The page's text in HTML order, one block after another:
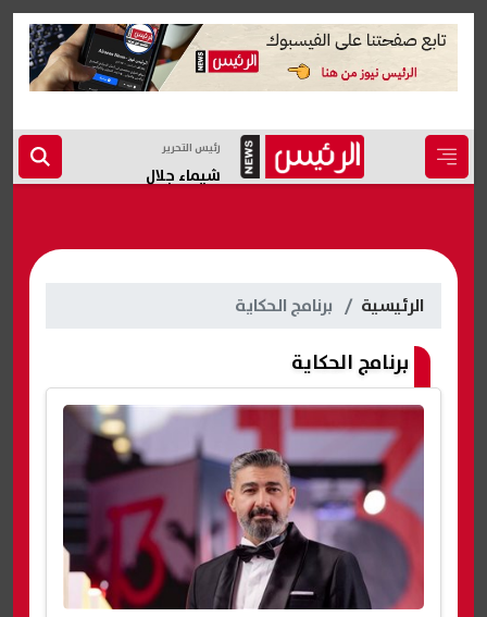
رئيس التحرير
شيماء جلال
الرئيسية برنامج الحكاية
برنامج الحكاية